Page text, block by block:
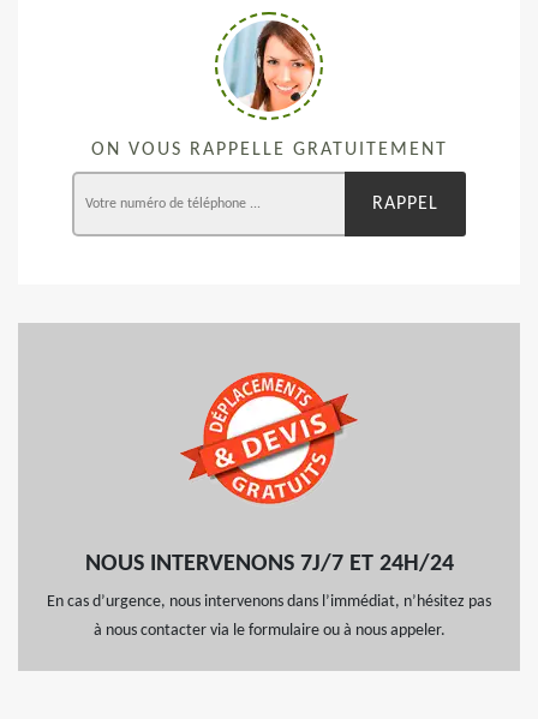
ON VOUS RAPPELLE GRATUITEMENT
NOUS INTERVENONS 7J/7 ET 24H/24
En cas d’urgence, nous intervenons dans l’immédiat, n’hésitez pas
à nous contacter via le formulaire ou à nous appeler.